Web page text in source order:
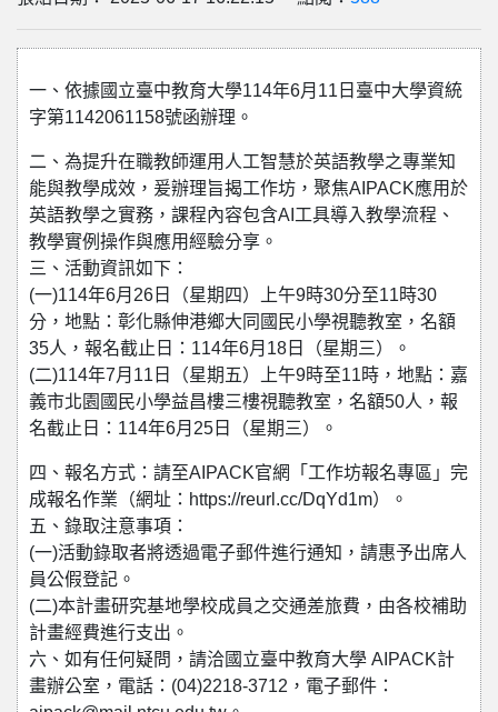
一、依據國立臺中教育大學114年6月11日臺中大學資統
字第1142061158號函辦理。
二、為提升在職教師運用人工智慧於英語教學之專業知
能與教學成效，爰辦理旨揭工作坊，聚焦AIPACK應用於
英語教學之實務，課程內容包含AI工具導入教學流程、
教學實例操作與應用經驗分享。
三、活動資訊如下：
(一)114年6月26日（星期四）上午9時30分至11時30
分，地點：彰化縣伸港鄉大同國民小學視聽教室，名額
35人，報名截止日：114年6月18日（星期三）。
(二)114年7月11日（星期五）上午9時至11時，地點：嘉
義市北園國民小學益昌樓三樓視聽教室，名額50人，報
名截止日：114年6月25日（星期三）。
四、報名方式：請至AIPACK官網「工作坊報名專區」完
成報名作業（網址：https://reurl.cc/DqYd1m）。
五、錄取注意事項：
(一)活動錄取者將透過電子郵件進行通知，請惠予出席人
員公假登記。
(二)本計畫研究基地學校成員之交通差旅費，由各校補助
計畫經費進行支出。
六、如有任何疑問，請洽國立臺中教育大學 AIPACK計
畫辦公室，電話：(04)2218-3712，電子郵件：